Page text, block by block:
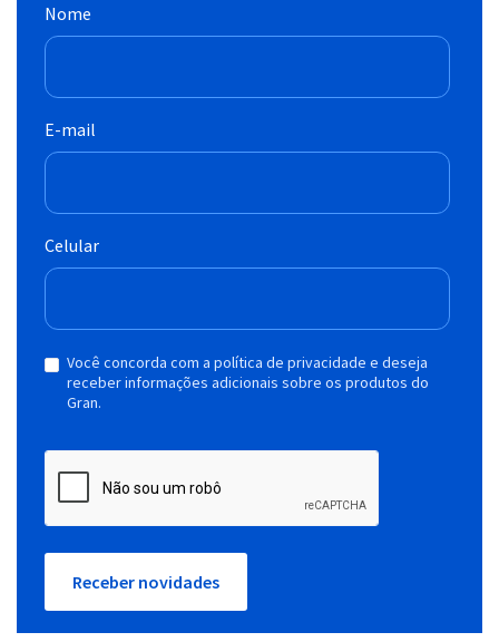
Nome
E-mail
Celular
Você concorda com a política de privacidade e deseja
receber informações adicionais sobre os produtos do
Gran.
Receber novidades